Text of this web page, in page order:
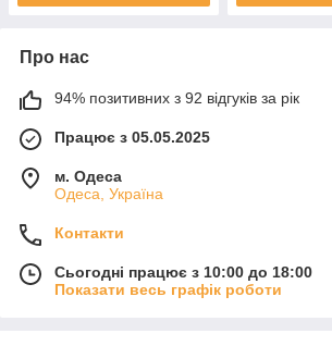
Про нас
94% позитивних з 92 відгуків за рік
Працює з 05.05.2025
м. Одеса
Одеса, Україна
Контакти
Сьогодні працює з 10:00 до 18:00
Показати весь графік роботи